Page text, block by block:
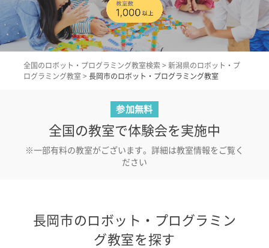
全国のロボット・プログラミング教室検索 > 新潟県のロボット・プ
ログラミング教室 > 長岡市のロボット・プログラミング教室
参加無料
全国の教室で体験会を実施中
※一部有料の教室がございます。詳細は教室情報をご覧く
ださい
長岡市のロボット・プログラミン
グ教室を探す